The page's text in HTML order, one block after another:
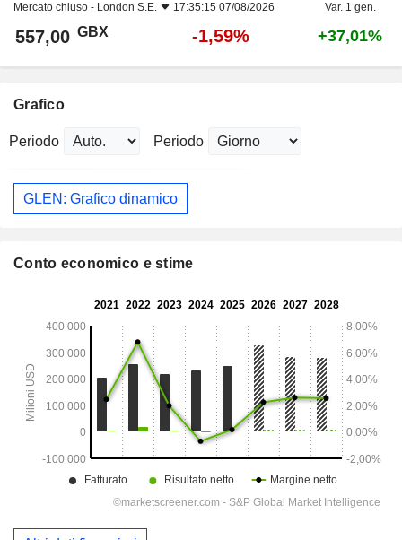
Mercato chiuso - London S.E. 17:35:15 07/08/2026 Var. 1 gen.
557,00 GBX -1,59% +37,01%
Grafico
Periodo Periodo
GLEN: Grafico dinamico
Conto economico e stime